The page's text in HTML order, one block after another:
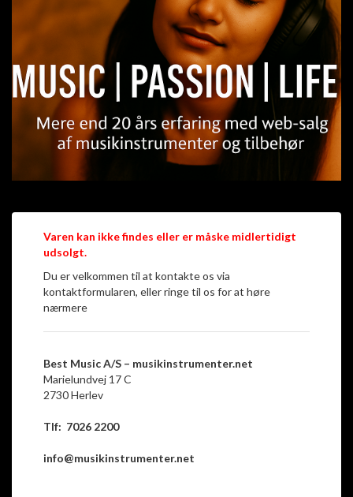
Varen kan ikke findes eller er måske midlertidigt
udsolgt.
Du er velkommen til at kontakte os via
kontaktformularen, eller ringe til os for at høre
nærmere
Best Music A/S – musikinstrumenter.net
Marielundvej 17 C
2730 Herlev
Tlf: 7026 2200
info@musikinstrumenter.net